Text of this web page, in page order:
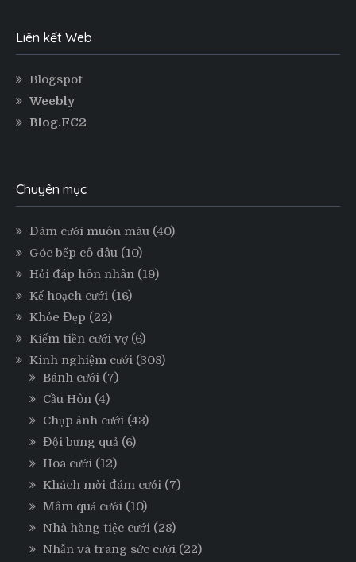
Liên kết Web
Blogspot
Weebly
Blog.FC2
Chuyên mục
Đám cưới muôn màu (40)
Góc bếp cô dâu (10)
Hỏi đáp hôn nhân (19)
Kế hoạch cưới (16)
Khỏe Đẹp (22)
Kiếm tiền cưới vợ (6)
Kinh nghiệm cưới (308)
Bánh cưới (7)
Cầu Hôn (4)
Chụp ảnh cưới (43)
Đội bưng quả (6)
Hoa cưới (12)
Khách mời đám cưới (7)
Mâm quả cưới (10)
Nhà hàng tiệc cưới (28)
Nhẫn và trang sức cưới (22)